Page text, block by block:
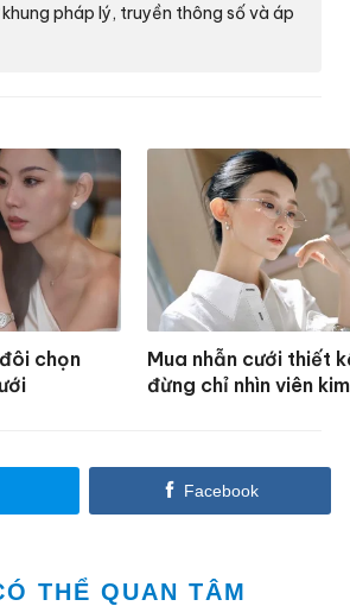
pháp lý, truyền thông số và áp
chọn
Mua nhẫn cưới thiết
đừng chỉ nhìn viên
Facebook
THỂ QUAN TÂM